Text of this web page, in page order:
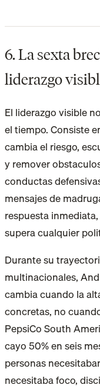
6. La sexta
liderazgo
El liderazgo visible
el tiempo. Consiste
cambia el riesgo,
y remover
conductas
mensajes de
respuesta
supera cualquier
Durante su
multinacionales,
cambia cuando la
concretas, no
PepsiCo South
cayo 50% en seis
personas
necesitaba foco,